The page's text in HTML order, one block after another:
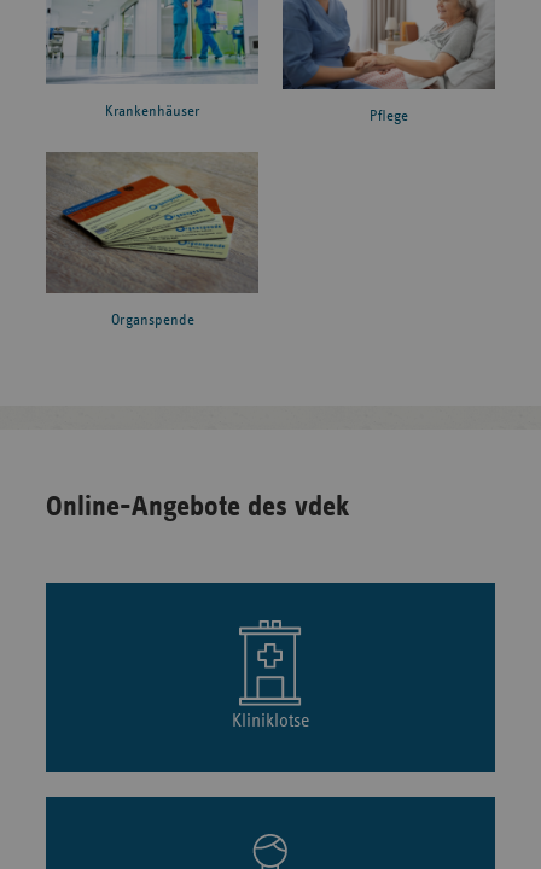
Krankenhäuser Pflege
Organspende
Online-Angebote des vdek
Kliniklotse